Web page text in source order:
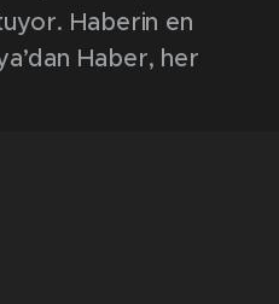
Haberin en
Haber, her